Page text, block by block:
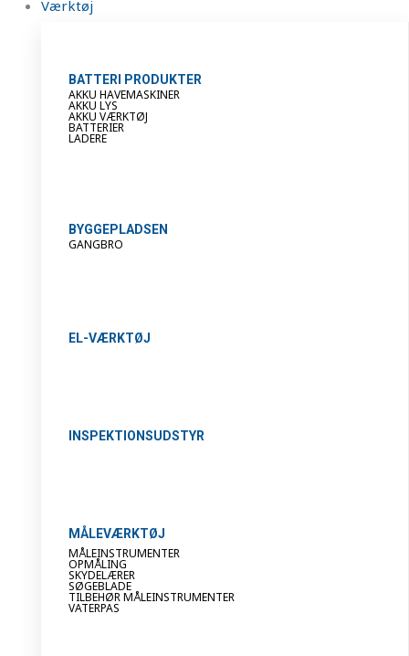
Værktøj
BATTERI PRODUKTER
AKKU HAVEMASKINER
AKKU LYS
AKKU VÆRKTØJ
BATTERIER
LADERE
BYGGEPLADSEN
GANGBRO
EL-VÆRKTØJ
INSPEKTIONSUDSTYR
MÅLEVÆRKTØJ
MÅLEINSTRUMENTER
OPMÅLING
SKYDELÆRER
SØGEBLADE
TILBEHØR MÅLEINSTRUMENTER
VATERPAS